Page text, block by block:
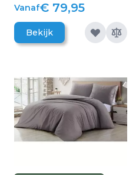
Vanaf€ 79,95
Bekijk